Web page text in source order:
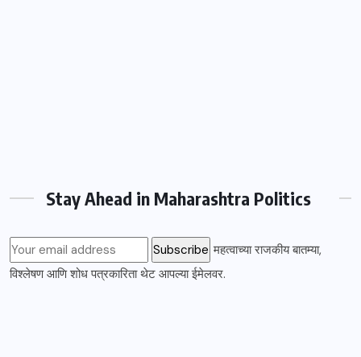
Stay Ahead in Maharashtra Politics
महत्वाच्या राजकीय बातम्या,
विश्लेषण आणि शोध पत्रकारिता थेट आपल्या ईमेलवर.